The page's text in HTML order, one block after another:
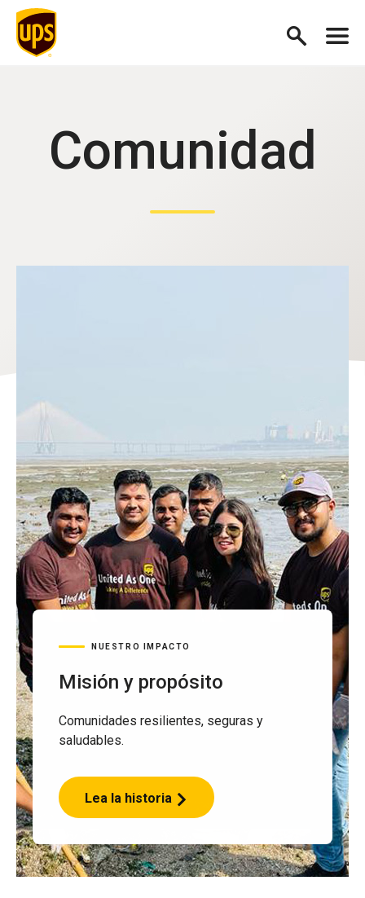
Comunidad
NUESTRO IMPACTO
Misión y propósito
Comunidades resilientes, seguras y
saludables.
Lea la historia
Misión
y